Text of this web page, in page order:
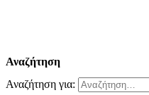
Αναζήτηση
Αναζήτηση για: